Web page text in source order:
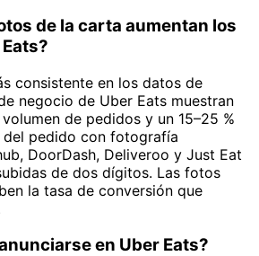
de la carta aumentan los
consistente en los datos de
negocio de Uber Eats muestran
de pedidos y un 15–25 %
del pedido con fotografía
DoorDash, Deliveroo y Just Eat
de dos dígitos. Las fotos
la tasa de conversión que
en Uber Eats?